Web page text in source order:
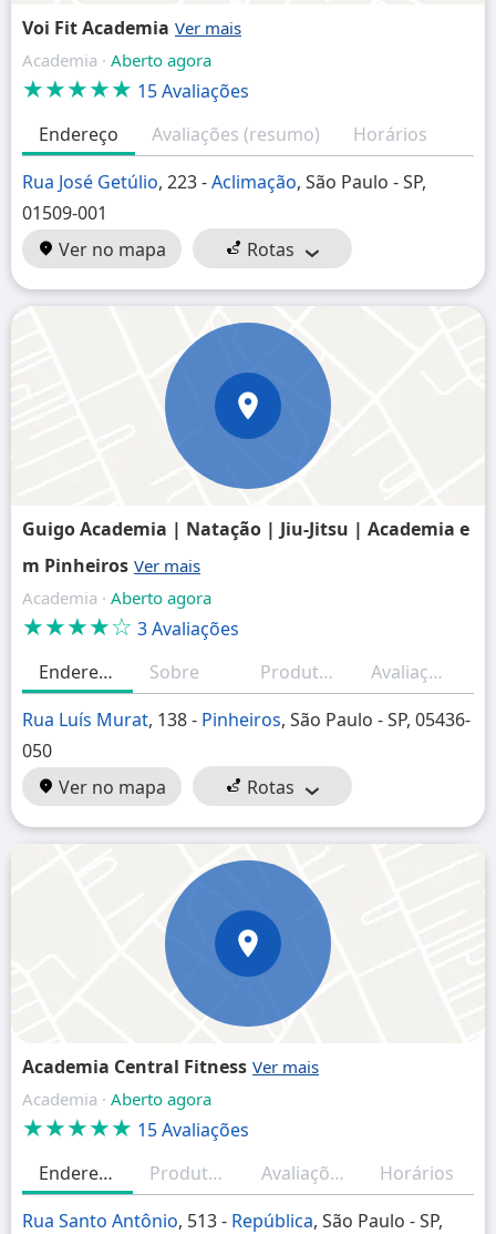
Voi Fit Academia
Academia · Aberto agora
★★★★★ 15 Avaliações
Endereço
Avaliações (resumo)
Horários
Rua José Getúlio, 223 -Aclimação, São Paulo - SP,
01509-001
Ver no mapa
Rotas
Guigo Academia | Natação | Jiu-Jitsu | Academia e
m Pinheiros
Academia · Aberto agora
★★★★☆ 3 Avaliações
Endereço
Sobre Produtos/Serviços Avaliações (resumo)
Rua Luís Murat, 138 - Pinheiros, São Paulo - SP, 05436-
050
Ver no mapa
Rotas
Academia Central Fitness
Academia · Aberto agora
★★★★★ 15 Avaliações
Endereço
Produtos/Serviços Avaliações (resumo)
Horários
Rua Santo Antônio, 513 - República, São Paulo - SP,